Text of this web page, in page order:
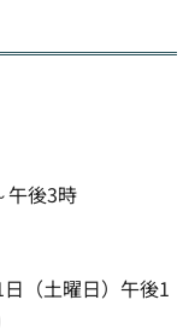
午後3時
（土曜日）午後1